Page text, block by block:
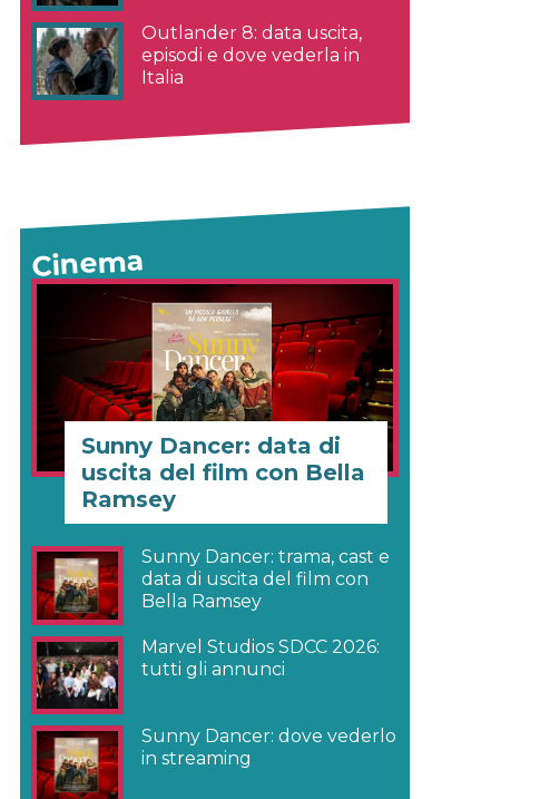
Outlander 8: data uscita,
episodi e dove vederla in
Italia
Cinema
Sunny Dancer: data di
uscita del film con Bella
Ramsey
Sunny Dancer: trama, cast e
data di uscita del film con
Bella Ramsey
Marvel Studios SDCC 2026:
tutti gli annunci
Sunny Dancer: dove vederlo
in streaming